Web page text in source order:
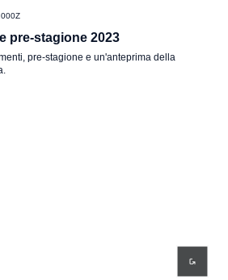
pre-stagione 2023
pre-stagione e un'anteprima della